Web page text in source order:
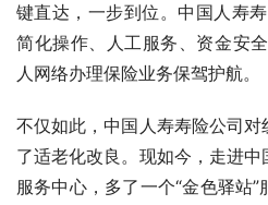
键直达，一步到位。中国人寿
简化操作、人工服务、资金安
人网络办理保险业务保驾护航。
不仅如此，中国人寿寿险公司
了适老化改良。现如今，走进
服务中心，多了一个“金色驿站”